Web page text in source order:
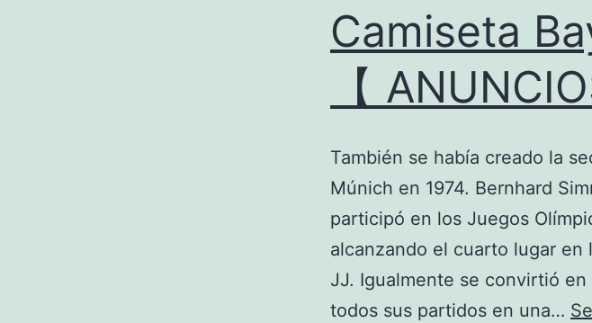
Camiseta
【
También se había creado la
Múnich en 1974. Bernhard
participó en los Juegos
alcanzando el cuarto lugar
JJ. Igualmente se convirtió
todos sus partidos en una…